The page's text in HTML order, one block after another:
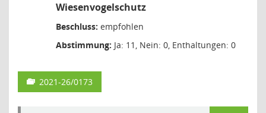
Wiesenvogelschutz
Beschluss: empfohlen
Abstimmung: Ja: 11, Nein: 0, Enthaltungen: 0
2021-26/0173